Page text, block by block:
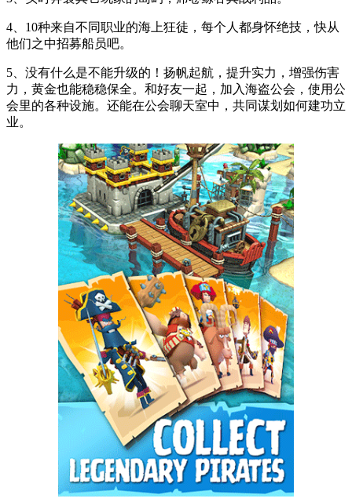
4、10种来自不同职业的海上狂徒，每个人都身怀绝技，快从
他们之中招募船员吧。
5、没有什么是不能升级的！扬帆起航，提升实力，增强伤害
力，黄金也能稳稳保全。和好友一起，加入海盗公会，使用公
会里的各种设施。还能在公会聊天室中，共同谋划如何建功立
业。